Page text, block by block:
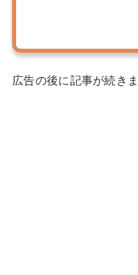
広告の後に記事が続き